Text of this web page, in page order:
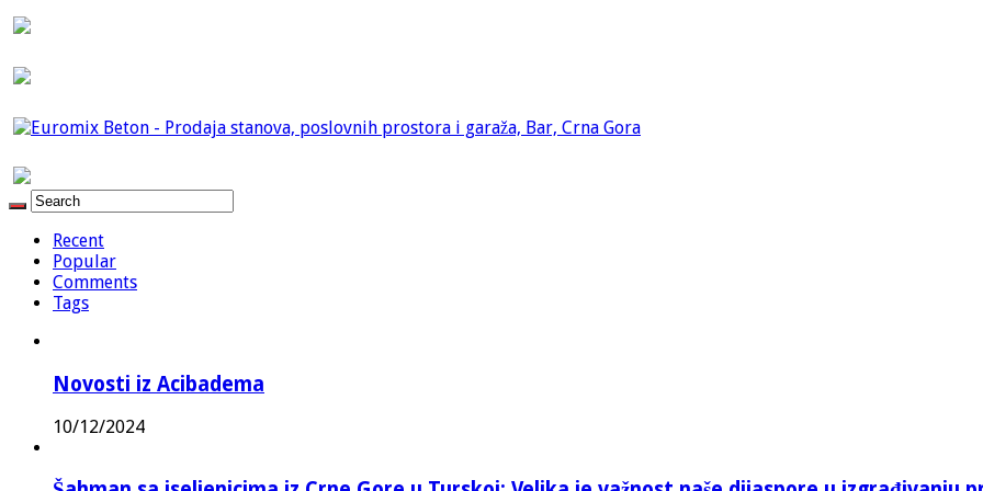
Recent
Popular
Comments
Tags
Novosti iz Acibadema
10/12/2024